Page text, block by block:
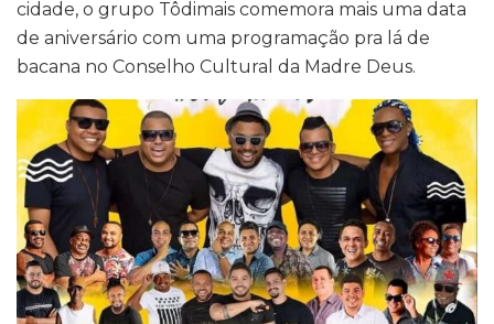
cidade, o grupo Tôdimais comemora mais uma data
de aniversário com uma programação pra lá de
bacana no Conselho Cultural da Madre Deus.